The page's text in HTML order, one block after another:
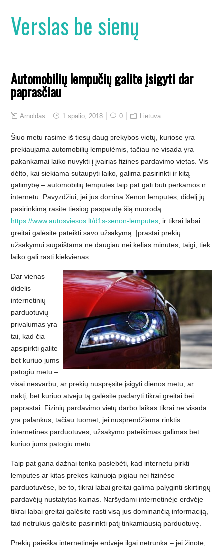
Verslas be sienų
Automobilių lempučių galite įsigyti dar
paprasčiau
Arnoldas 1 spalio, 2018 0 Lietuva
Šiuo metu rasime iš tiesų daug prekybos vietų, kuriose yra
prekiaujama automobilių lemputėmis, tačiau ne visada yra
pakankamai laiko nuvykti į įvairias fizines pardavimo vietas. Vis
dėlto, kai siekiama sutaupyti laiko, galima pasirinkti ir kitą
galimybę – automobilių lemputės taip pat gali būti perkamos ir
internetu. Pavyzdžiui, jei jus domina Xenon lemputės, didelį jų
pasirinkimą rasite tiesiog paspaudę šią nuorodą:
https://www.autosviesos.lt/d1s-xenon-lemputes , ir tikrai labai
greitai galėsite pateikti savo užsakymą. Įprastai prekių
užsakymui sugaištama ne daugiau nei kelias minutes, taigi, tiek
laiko gali rasti kiekvienas.
Dar vienas
didelis
internetinių
parduotuvių
privalumas yra
tai, kad čia
apsipirkti galite
bet kuriuo jums
patogiu metu –
visai nesvarbu, ar prekių nuspręsite įsigyti dienos metu, ar
naktį, bet kuriuo atveju tą galėsite padaryti tikrai greitai bei
paprastai. Fizinių pardavimo vietų darbo laikas tikrai ne visada
yra palankus, tačiau tuomet, jei nusprendžiama rinktis
internetines parduotuves, užsakymo pateikimas galimas bet
kuriuo jums patogiu metu.
Taip pat gana dažnai tenka pastebėti, kad internetu pirkti
lemputes ar kitas prekes kainuoja pigiau nei fizinėse
parduotuvėse, be to, tikrai labai greitai galima palyginti skirtingų
pardavėjų nustatytas kainas. Naršydami internetinėje erdvėje
tikrai labai greitai galėsite rasti visą jus dominančią informaciją,
tad netrukus galėsite pasirinkti patį tinkamiausią parduotuvę.
Prekių paieška internetinėje erdvėje ilgai netrunka – jei žinote,